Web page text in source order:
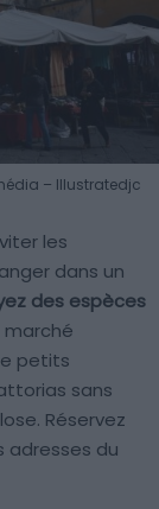
– Illustratedjc
les
dans un
des espèces
marché
petits
sans
Réservez
adresses du